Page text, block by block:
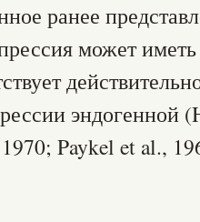
ранее
может
эндогенной
Paykel et al.,